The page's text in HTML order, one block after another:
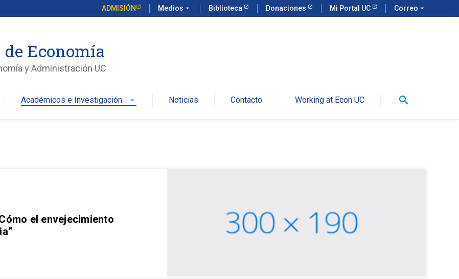
ADMISIÓN Medios arrow_drop_down Biblioteca Donaciones Mi Portal UC Correo arrow_drop_down
Economía
y Administración UC
Académicos e Investigación arrow_drop_down Noticias Contacto Working at Econ UC search
el envejecimiento